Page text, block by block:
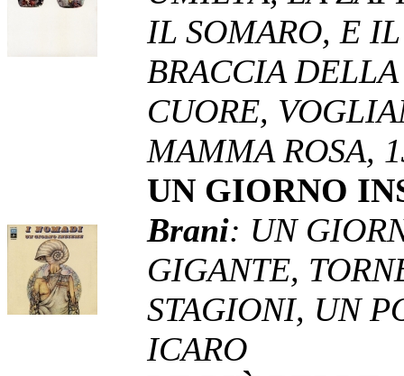
IL SOMARO, E
BRACCIA
CUORE,
MAMMA ROSA,
UN GIORNO
Brani: UN
GIGANTE,
STAGIONI, UN
ICARO